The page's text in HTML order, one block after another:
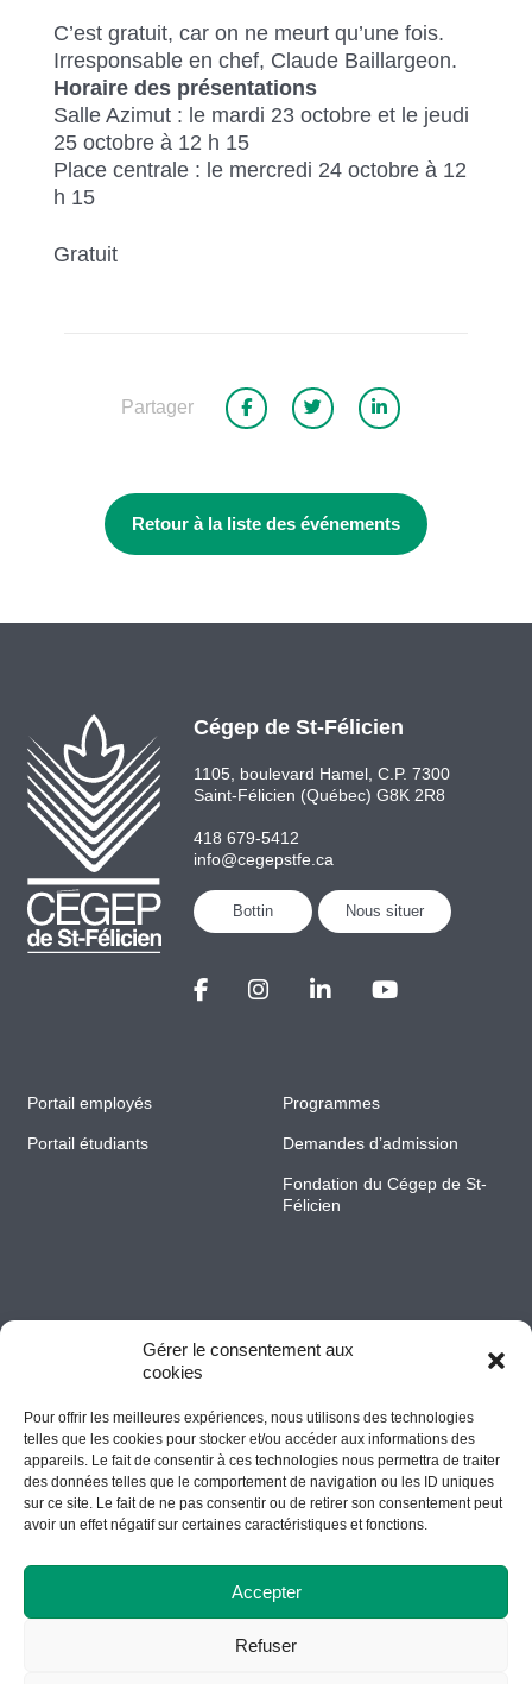
Gérer le consentement aux
cookies
Pour offrir les meilleures expériences, nous utilisons des technologies
telles que les cookies pour stocker et/ou accéder aux informations des
appareils. Le fait de consentir à ces technologies nous permettra de traiter
des données telles que le comportement de navigation ou les ID uniques
sur ce site. Le fait de ne pas consentir ou de retirer son consentement peut
avoir un effet négatif sur certaines caractéristiques et fonctions.
Accepter
Refuser
C’est gratuit, car on ne meurt qu’une fois.
Irresponsable en chef, Claude Baillargeon.
Horaire des présentations
Salle Azimut : le mardi 23 octobre et le jeudi
25 octobre à 12 h 15
Place centrale : le mercredi 24 octobre à 12
h 15
Gratuit
Partager
Retour à la liste des événements
Cégep de St-Félicien
1105, boulevard Hamel, C.P. 7300
Saint-Félicien (Québec) G8K 2R8
418 679-5412
info@cegepstfe.ca
Bottin Nous situer
Portail employés
Portail étudiants
Programmes
Demandes d’admission
Fondation du Cégep de St-
Félicien
© Tous droits réservés Cégep de St-Félicien // Conception Web
Accessibilité